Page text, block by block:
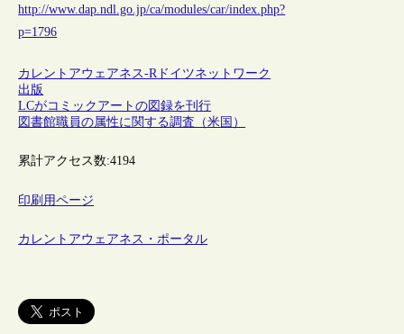
http://www.dap.ndl.go.jp/ca/modules/car/index.php?
p=1796
カレントアウェアネス-Rドイツネットワーク
出版
LCがコミックアートの図録を刊行
図書館職員の属性に関する調査（米国）
累計アクセス数:4194
印刷用ページ
カレントアウェアネス・ポータル